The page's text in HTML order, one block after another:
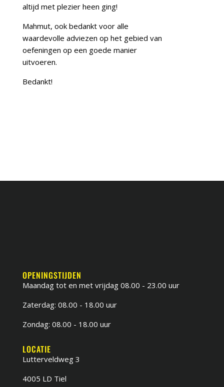
altijd met plezier heen ging!
Mahmut, ook bedankt voor alle
waardevolle adviezen op het gebied van
oefeningen op een goede manier
uitvoeren.
Bedankt!
OPENINGSTIJDEN
Maandag tot en met vrijdag 08.00 - 23.00 uur
Zaterdag: 08.00 - 18.00 uur
Zondag: 08.00 - 18.00 uur
LOCATIE
Lutterveldweg 3
4005 LD Tiel